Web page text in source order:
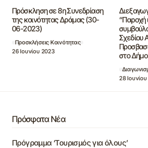
Πρόσκληση σε 8η Συνεδρίαση
της κοινότητας Δράμας (30-
06-2023)
Προσκλήσεις Κοινότητας
26 Ιουνίου 2023
“Παροχή
Σχεδίου
στο
28
Πρόσφατα Νέα
Πρόγραμμα ‘Τουρισμός για όλους’